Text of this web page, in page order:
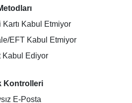
Kartı Kabul Etmiyor
EFT Kabul Etmiyor
Kabul Ediyor
Kontrolleri
E-Posta